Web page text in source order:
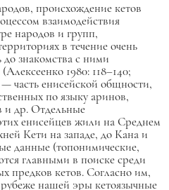
происхождение кетов
взаимодействия
народов и групп,
в течение очень
до знакомства с ними
1980: 118–140;
часть енисейской общности,
по языку аринов,
и др. Отдельные
енисейцев жили на Среднем
Кети на западе, до Кана и
данные (топонимические,
главными в поиске среди
предков кетов. Согласно им,
нашей эры кетоязычные